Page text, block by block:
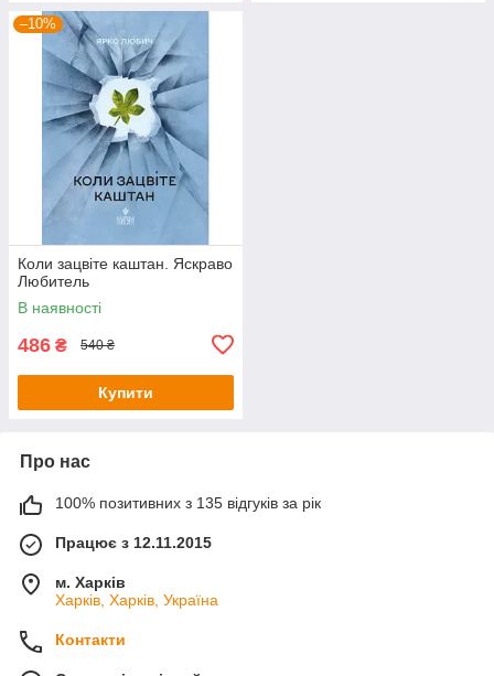
–10%
Коли зацвіте каштан. Яскраво
Любитель
В наявності
486 ₴ 540 ₴
Купити
Про нас
100% позитивних з 135 відгуків за рік
Працює з 12.11.2015
м. Харків
Харків, Харків, Україна
Контакти